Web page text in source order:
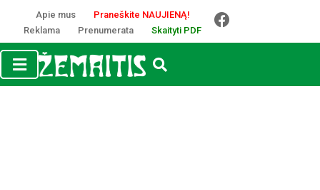
Apie mus
Praneškite NAUJIENĄ!
Reklama
Prenumerata Skaityti PDF